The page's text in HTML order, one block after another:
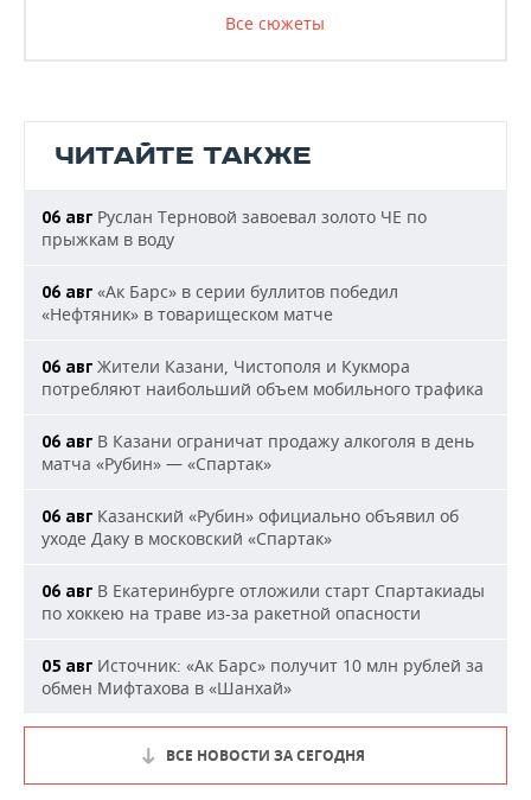
Все сюжеты
ЧИТАЙТЕ ТАКЖЕ
06 авг Руслан Терновой завоевал золото ЧЕ по
прыжкам в воду
06 авг «Ак Барс» в серии буллитов победил
«Нефтяник» в товарищеском матче
06 авг Жители Казани, Чистополя и Кукмора
потребляют наибольший объем мобильного трафика
06 авг В Казани ограничат продажу алкоголя в день
матча «Рубин» — «Спартак»
06 авг Казанский «Рубин» официально объявил об
уходе Даку в московский «Спартак»
06 авг В Екатеринбурге отложили старт Спартакиады
по хоккею на траве из-за ракетной опасности
05 авг Источник: «Ак Барс» получит 10 млн рублей за
обмен Мифтахова в «Шанхай»
ВСЕ НОВОСТИ ЗА СЕГОДНЯ